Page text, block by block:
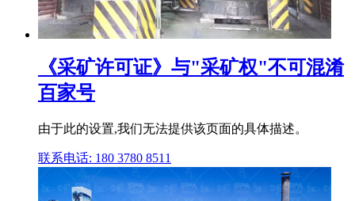
《采矿许可证》与"采矿权"不可混淆
百家号
由于此的设置,我们无法提供该页面的具体描述。
联系电话: 180 3780 8511